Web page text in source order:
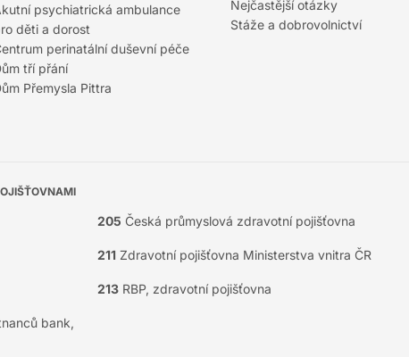
psychiatrická ambulance
děti a dorost
perinatální duševní péče
tří přání
Přemysla Pittra
Nejčastější otázky
Stáže a dobrovolnictví
205 Česká průmyslová zdravotní pojišťovna
211 Zdravotní pojišťovna Ministerstva vnitra ČR
213RBP, zdravotní pojišťovna
bank,